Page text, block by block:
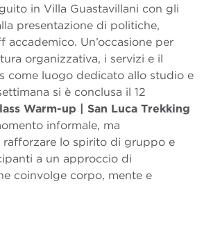
in Villa Guastavillani con gli
presentazione di politiche,
accademico. Un’occasione per
organizzativa, i servizi e il
come luogo dedicato allo studio e
si è conclusa il 12
Warm-up | San Luca Trekking
informale, ma
rafforzare lo spirito di gruppo e
a un approccio di
coinvolge corpo, mente e